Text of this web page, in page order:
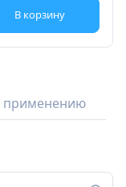
В корзину
применению